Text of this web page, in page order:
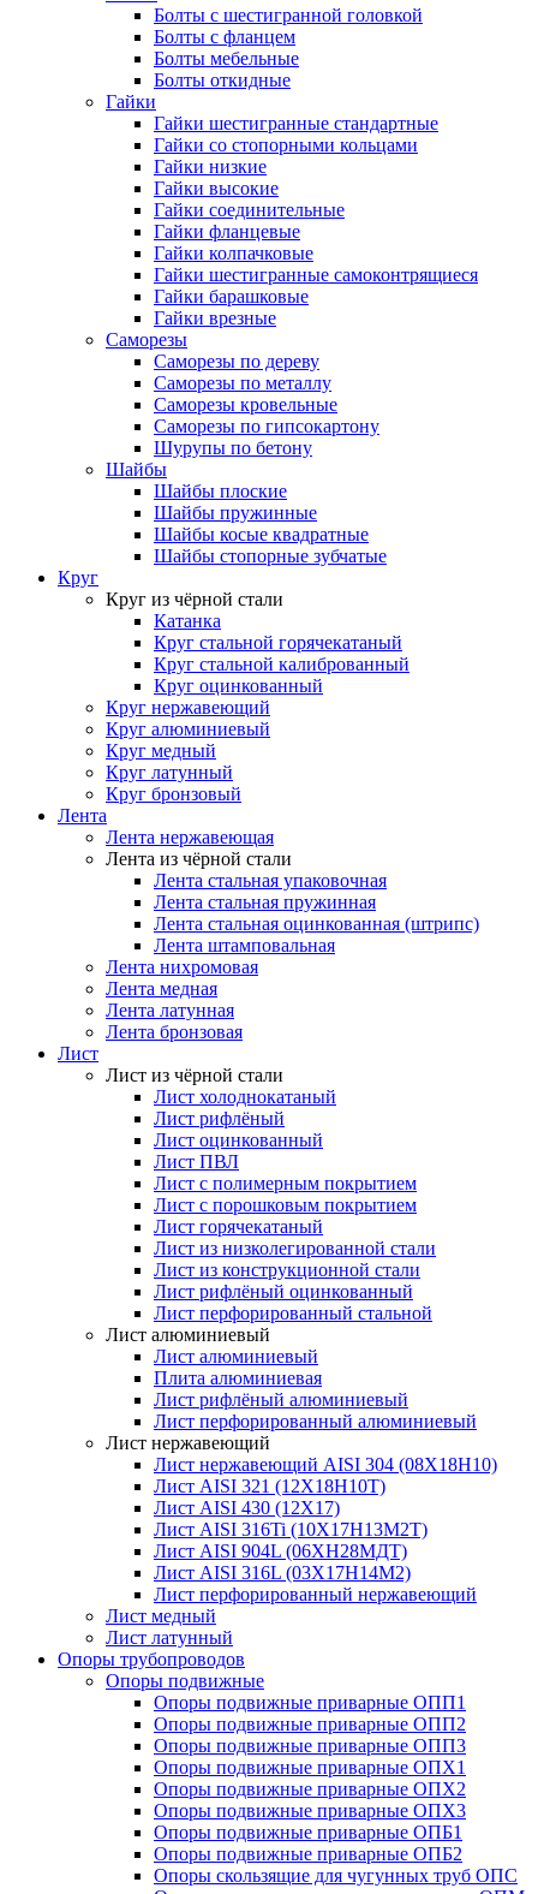
Болты с шестигранной головкой
Болты с фланцем
Болты мебельные
Болты откидные
Гайки
Гайки шестигранные стандартные
Гайки со стопорными кольцами
Гайки низкие
Гайки высокие
Гайки соединительные
Гайки фланцевые
Гайки колпачковые
Гайки шестигранные самоконтрящиеся
Гайки барашковые
Гайки врезные
Саморезы
Саморезы по дереву
Саморезы по металлу
Саморезы кровельные
Саморезы по гипсокартону
Шурупы по бетону
Шайбы
Шайбы плоские
Шайбы пружинные
Шайбы косые квадратные
Шайбы стопорные зубчатые
Круг
Круг из чёрной стали
Катанка
Круг стальной горячекатаный
Круг стальной калиброванный
Круг оцинкованный
Круг нержавеющий
Круг алюминиевый
Круг медный
Круг латунный
Круг бронзовый
Лента
Лента нержавеющая
Лента из чёрной стали
Лента стальная упаковочная
Лента стальная пружинная
Лента стальная оцинкованная (штрипс)
Лента штамповальная
Лента нихромовая
Лента медная
Лента латунная
Лента бронзовая
Лист
Лист из чёрной стали
Лист холоднокатаный
Лист рифлёный
Лист оцинкованный
Лист ПВЛ
Лист с полимерным покрытием
Лист с порошковым покрытием
Лист горячекатаный
Лист из низколегированной стали
Лист из конструкционной стали
Лист рифлёный оцинкованный
Лист перфорированный стальной
Лист алюминиевый
Лист алюминиевый
Плита алюминиевая
Лист рифлёный алюминиевый
Лист перфорированный алюминиевый
Лист нержавеющий
Лист нержавеющий AISI 304 (08Х18Н10)
Лист AISI 321 (12Х18Н10Т)
Лист AISI 430 (12Х17)
Лист AISI 316Ti (10Х17Н13М2Т)
Лист AISI 904L (06ХН28МДТ)
Лист AISI 316L (03Х17Н14М2)
Лист перфорированный нержавеющий
Лист медный
Лист латунный
Опоры трубопроводов
Опоры подвижные
Опоры подвижные приварные ОПП1
Опоры подвижные приварные ОПП2
Опоры подвижные приварные ОПП3
Опоры подвижные приварные ОПХ1
Опоры подвижные приварные ОПХ2
Опоры подвижные приварные ОПХ3
Опоры подвижные приварные ОПБ1
Опоры подвижные приварные ОПБ2
Опоры скользящие для чугунных труб ОПС